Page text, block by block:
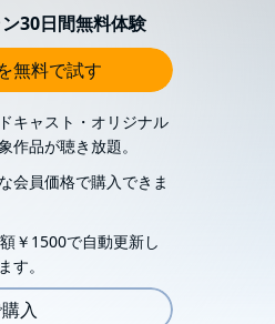
30日間無料体験
無料で試す
キャスト・オリジナル
作品が聴き放題。
会員価格で購入できま
￥1500で自動更新し
す。
入